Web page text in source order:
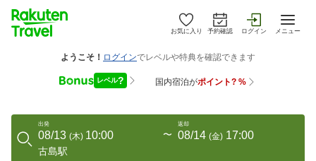
お気に入り 予約確認 ログイン メニュー
出発
08/13 (木) 10:00 〜
返却
08/14 (金) 17:00
古島駅